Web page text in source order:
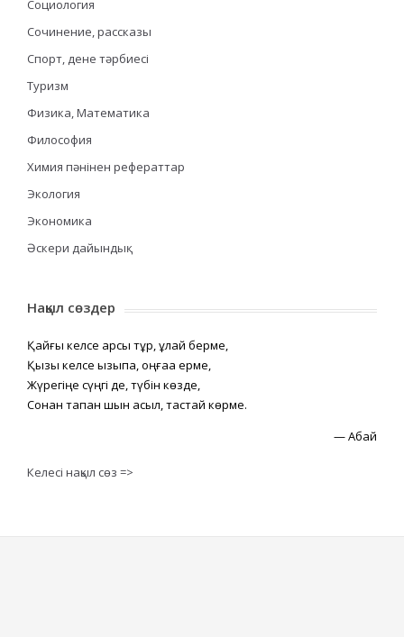
Социология
Сочинение, рассказы
Спорт, дене тәрбиесі
Туризм
Физика, Математика
Философия
Химия пәнінен рефераттар
Экология
Экономика
Әскери дайындық
Нақыл сөздер
Қайғы келсе қарсы тұр, құлай берме,
Қызық келсе қызықпа, оңғаққа ерме,
Жүрегіңе сүңгі де, түбін көзде,
Сонан тапқан шын асыл, тастай көрме.
—Абай
Келесі нақыл сөз =>